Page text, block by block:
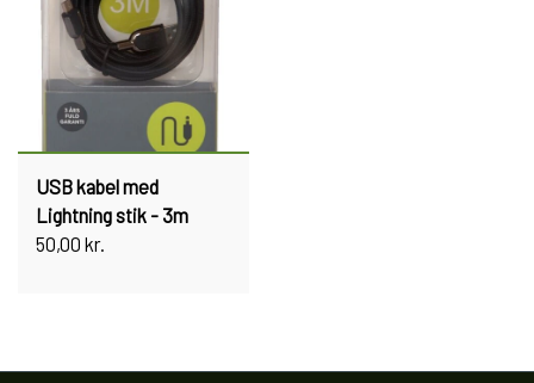
USB kabel med
Lightning stik - 3m
50,00 kr.